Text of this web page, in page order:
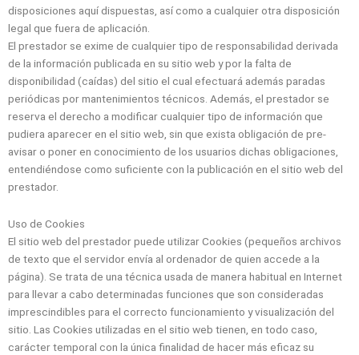
disposiciones aquí dispuestas, así como a cualquier otra disposición
legal que fuera de aplicación.
El prestador se exime de cualquier tipo de responsabilidad derivada
de la información publicada en su sitio web y por la falta de
disponibilidad (caídas) del sitio el cual efectuará además paradas
periódicas por mantenimientos técnicos. Además, el prestador se
reserva el derecho a modificar cualquier tipo de información que
pudiera aparecer en el sitio web, sin que exista obligación de pre-
avisar o poner en conocimiento de los usuarios dichas obligaciones,
entendiéndose como suficiente con la publicación en el sitio web del
prestador.
Uso de Cookies
El sitio web del prestador puede utilizar Cookies (pequeños archivos
de texto que el servidor envía al ordenador de quien accede a la
página). Se trata de una técnica usada de manera habitual en Internet
para llevar a cabo determinadas funciones que son consideradas
imprescindibles para el correcto funcionamiento y visualización del
sitio. Las Cookies utilizadas en el sitio web tienen, en todo caso,
carácter temporal con la única finalidad de hacer más eficaz su